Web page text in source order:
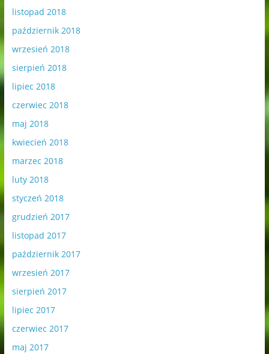
listopad 2018
październik 2018
wrzesień 2018
sierpień 2018
lipiec 2018
czerwiec 2018
maj 2018
kwiecień 2018
marzec 2018
luty 2018
styczeń 2018
grudzień 2017
listopad 2017
październik 2017
wrzesień 2017
sierpień 2017
lipiec 2017
czerwiec 2017
maj 2017